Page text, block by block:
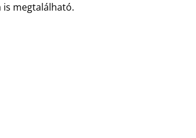
megtalálható.